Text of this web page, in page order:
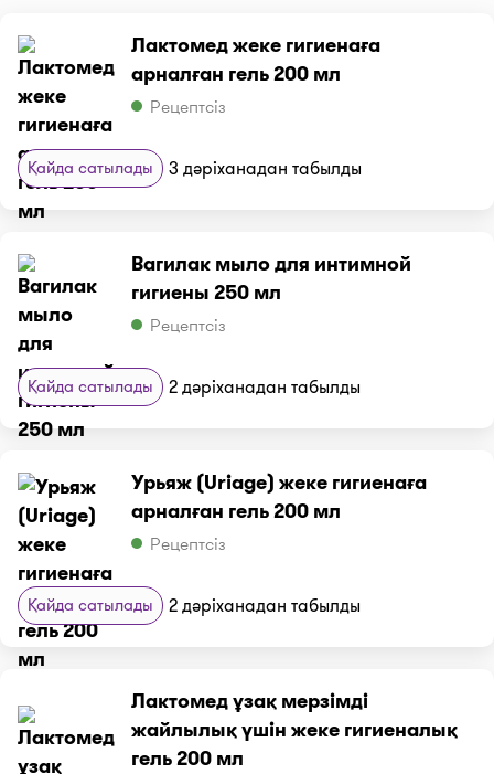
Лактомед жеке гигиенаға
арналған гель 200 мл
Рецептсіз
Қайда сатылады 3 дәріханадан табылды
Вагилак мыло для интимной
гигиены 250 мл
Рецептсіз
Қайда сатылады 2 дәріханадан табылды
Урьяж (Uriage) жеке гигиенаға
арналған гель 200 мл
Рецептсіз
Қайда сатылады 2 дәріханадан табылды
Лактомед ұзақ мерзімді
жайлылық үшін жеке гигиеналық
гель 200 мл